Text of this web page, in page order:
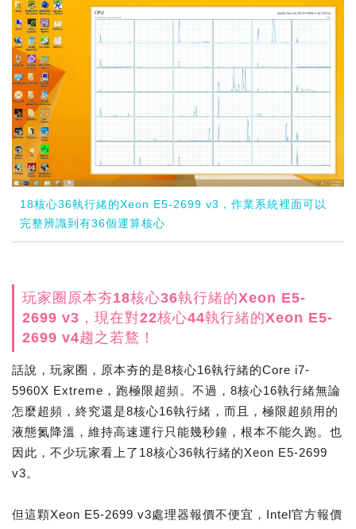
18核心36執行緒的Xeon E5-2699 v3，作業系統裡面可以
完整辨識到有36個運算核心
玩家圈原本夯18核心36執行緒的Xeon E5-
2699 v3，現在對22核心44執行緒的Xeon E5-
2699 v4趨之若鶩！
話說，玩家圈，原本夯的是8核心16執行緒的Core i7-
5960X Extreme，跑極限超頻。不過，8核心16執行緒無論
怎麼超頻，終究還是8核心16執行緒，而且，極限超頻用的
液態氮降溫，維持高速運行只能幾秒鐘，根本不能久跑。也
因此，不少玩家看上了18核心36執行緒的Xeon E5-2699
v3。
但這顆Xeon E5-2699 v3處理器報價不便宜，Intel官方報價